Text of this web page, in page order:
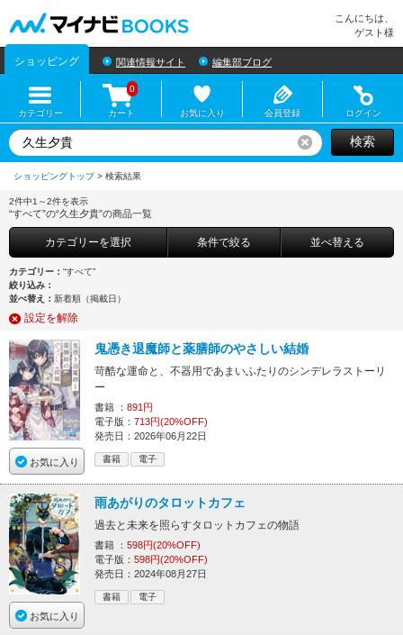
こんにちは、
ゲスト様
ショッピング 関連情報サイト 編集部ブログ
カテゴリー カート
0
お気に入り 会員登録 ログイン
リセット検索
ショッピングトップ>
2件中1～2件を表示
“すべて”の“久生夕貴”の商品一覧
カテゴリーを選択 条件で絞る 並べ替える
カテゴリー： “すべて”
絞り込み：
並べ替え： 新着順（掲載日）
設定を解除
お気に入り
鬼憑き退魔師と薬膳師のやさしい結婚
苛酷な運命と、不器用であまいふたりのシンデレラストーリ
ー
書籍 ： 891円
電子版： 713円(20%OFF)
発売日：2026年06月22日
書籍 電子
お気に入り
雨あがりのタロットカフェ
過去と未来を照らすタロットカフェの物語
書籍 ： 598円(20%OFF)
電子版： 598円(20%OFF)
発売日：2024年08月27日
書籍 電子